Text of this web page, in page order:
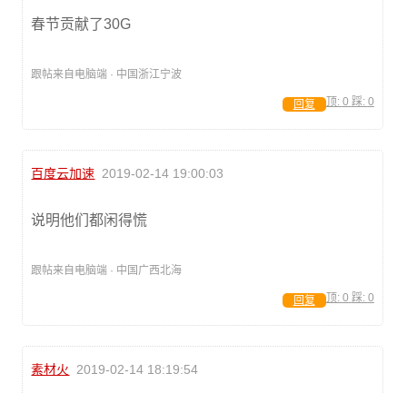
春节贡献了30G
跟帖来自电脑端 · 中国浙江宁波
顶: 0 踩: 0
回复
百度云加速 2019-02-14 19:00:03
说明他们都闲得慌
跟帖来自电脑端 · 中国广西北海
顶: 0 踩: 0
回复
素材火 2019-02-14 18:19:54